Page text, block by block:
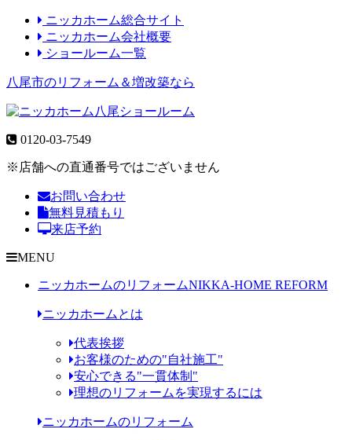
ニッカホーム総合サイト
ニッカホーム会社概要
ショールーム一覧
八尾市のリフォーム＆増改築なら
0120-03-7549
※店舗への直通番号ではございません
お問い合わせ
無料見積もり
来店予約
MENU
ニッカホームのリフォームNIKKA-HOME REFORM
ニッカホームとは
代表挨拶
お客様のための"自社施工"
安心できる"一貫体制"
理想のリフォームを実現するには
ニッカホームのリフォーム